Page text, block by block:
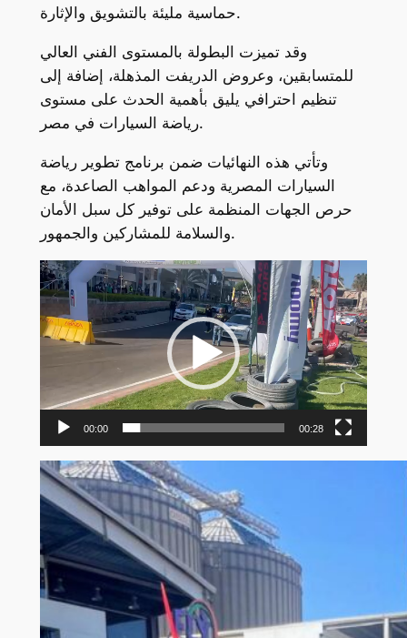
حماسية مليئة بالتشويق والإثارة.
وقد تميزت البطولة بالمستوى الفني العالي
للمتسابقين، وعروض الدريفت المذهلة، إضافة إلى
تنظيم احترافي يليق بأهمية الحدث على مستوى
رياضة السيارات في مصر.
وتأتي هذه النهائيات ضمن برنامج تطوير رياضة
السيارات المصرية ودعم المواهب الصاعدة، مع
حرص الجهات المنظمة على توفير كل سبل الأمان
والسلامة للمشاركين والجمهور.
Video
Player
00:00 00:28